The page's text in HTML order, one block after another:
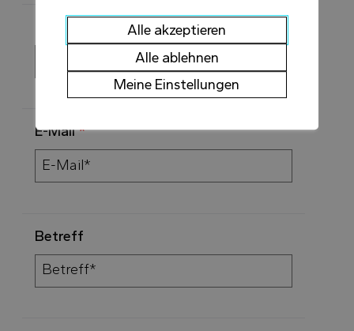
E-Mail*
Betreff
Alle akzeptieren
Alle ablehnen
Meine Einstellungen